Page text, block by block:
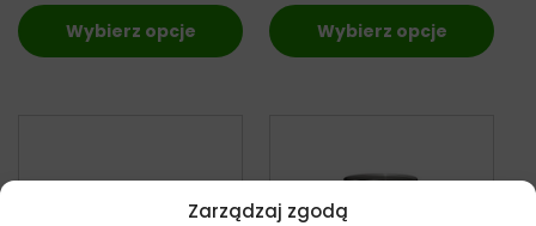
Zarządzaj zgodą
Wybierz opcje Wybierz opcje